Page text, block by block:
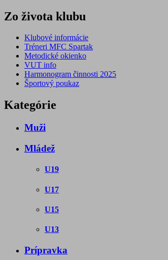
Zo života klubu
Klubové informácie
Tréneri MFC Spartak
Metodické okienko
VUT info
Harmonogram činnosti 2025
Športový poukaz
Kategórie
Muži
Mládež
U19
U17
U15
U13
Prípravka